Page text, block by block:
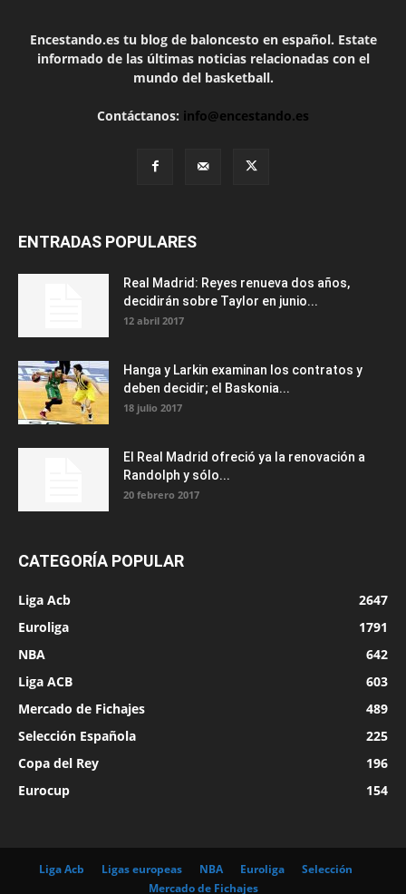
Encestando.es tu blog de baloncesto en español. Estate
informado de las últimas noticias relacionadas con el
mundo del basketball.
Contáctanos: info@encestando.es
ENTRADAS POPULARES
Real Madrid: Reyes renueva dos años,
decidirán sobre Taylor en junio...
12 abril 2017
Hanga y Larkin examinan los contratos y
deben decidir; el Baskonia...
18 julio 2017
El Real Madrid ofreció ya la renovación a
Randolph y sólo...
20 febrero 2017
CATEGORÍA POPULAR
Liga Acb
2647
Euroliga
1791
NBA
642
Liga ACB
603
Mercado de Fichajes
489
Selección Española
225
Copa del Rey
196
Eurocup
154
Liga Acb Ligas europeas NBA Euroliga
Selección
Mercado de Fichajes